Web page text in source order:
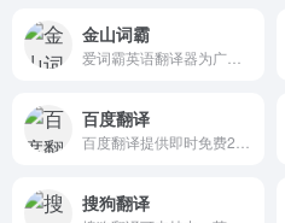
金山词霸
百度翻译
搜狗翻译